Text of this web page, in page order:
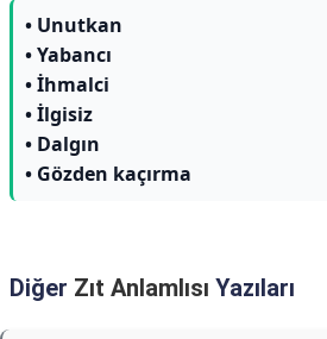
• Unutkan
• Yabancı
• İhmalci
• İlgisiz
• Dalgın
• Gözden kaçırma
Diğer Zıt Anlamlısı Yazıları